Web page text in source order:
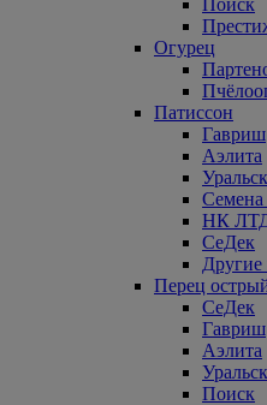
Поиск
Огурец
Патиссон
Гавриш
Аэлита
Семена
НК
СеДек
Другие
Перец
СеДек
Гавриш
Аэлита
Поиск